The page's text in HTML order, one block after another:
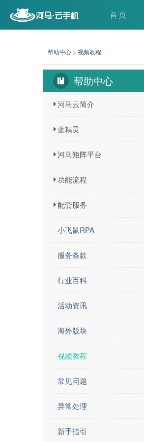
首页
帮助中心 > 视频教程
帮助中心
河马云简介
蓝精灵
河马矩阵平台
功能流程
配套服务
小飞鼠RPA
服务条款
行业百科
活动资讯
海外版块
视频教程
常见问题
异常处理
新手指引